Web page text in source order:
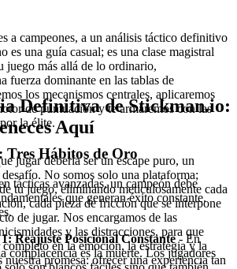
a campeones, a un análisis táctico definitivo
es una guía casual; es una clase magistral
juego más allá de lo ordinario,
fuerza dominante en las tablas de
los mecanismos centrales, aplicaremos
de puntuación y te armaremos con las
la élite.
Hábitos de Oro
tácticas avanzadas, un campeón debe
que generan éxito constante.
Reajuste Posicional Constante- En
complacencia es la muerte. Los jugadores
Definitiva de Stickman.io:
Aquí
jugar debería ser un escape puro, un
No somos solo una plataforma;
tu juego, eliminando meticulosamente cada
cada pieza de fricción que se interpone
de jugar. Nos encargamos de las
y las distracciones, para que
en la emoción, la estrategia y la
promesa: ofrecer una experiencia tan